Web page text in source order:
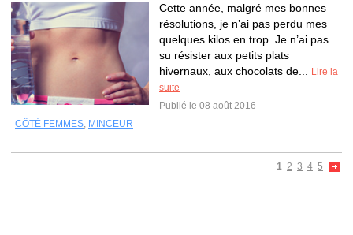
Cette année, malgré mes bonnes
résolutions, je n’ai pas perdu mes
quelques kilos en trop. Je n’ai pas
su résister aux petits plats
hivernaux, aux chocolats de...
Lire la
suite
Publié le 08 août 2016
CÔTÉ FEMMES, MINCEUR
1 2 3 4 5